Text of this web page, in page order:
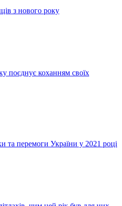
з нового року
поєднує коханням своїх
та перемоги України у 2021 році